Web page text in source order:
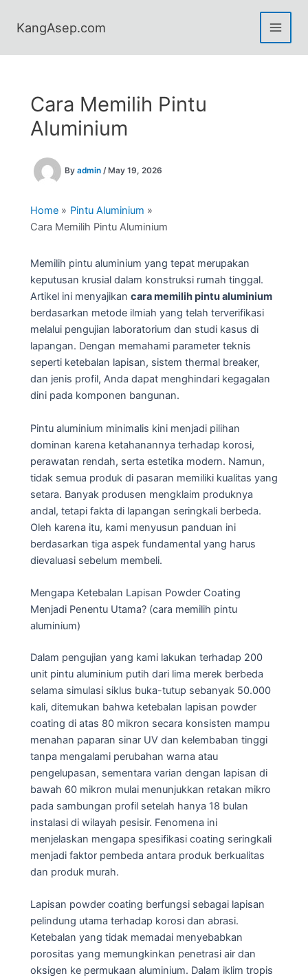
KangAsep.com
Cara Memilih Pintu
Aluminium
By admin / May 19, 2026
Home
Pintu Aluminium
Cara Memilih Pintu Aluminium
Memilih pintu aluminium yang tepat merupakan
keputusan krusial dalam konstruksi rumah tinggal.
Artikel ini menyajikan cara memilih pintu aluminium
berdasarkan metode ilmiah yang telah terverifikasi
melalui pengujian laboratorium dan studi kasus di
lapangan. Dengan memahami parameter teknis
seperti ketebalan lapisan, sistem thermal breaker,
dan jenis profil, Anda dapat menghindari kegagalan
dini pada komponen bangunan.
Pintu aluminium minimalis kini menjadi pilihan
dominan karena ketahanannya terhadap korosi,
perawatan rendah, serta estetika modern. Namun,
tidak semua produk di pasaran memiliki kualitas yang
setara. Banyak produsen mengklaim produknya
andal, tetapi fakta di lapangan seringkali berbeda.
Oleh karena itu, kami menyusun panduan ini
berdasarkan tiga aspek fundamental yang harus
dievaluasi sebelum membeli.
Mengapa Ketebalan Lapisan Powder Coating
Menjadi Penentu Utama? (cara memilih pintu
aluminium)
Dalam pengujian yang kami lakukan terhadap 200
unit pintu aluminium putih dari lima merek berbeda
selama simulasi siklus buka-tutup sebanyak 50.000
kali, ditemukan bahwa ketebalan lapisan powder
coating di atas 80 mikron secara konsisten mampu
menahan paparan sinar UV dan kelembaban tinggi
tanpa mengalami perubahan warna atau
pengelupasan, sementara varian dengan lapisan di
bawah 60 mikron mulai menunjukkan retakan mikro
pada sambungan profil setelah hanya 18 bulan
instalasi di wilayah pesisir. Fenomena ini
menjelaskan mengapa spesifikasi coating seringkali
menjadi faktor pembeda antara produk berkualitas
dan produk murah.
Lapisan powder coating berfungsi sebagai lapisan
pelindung utama terhadap korosi dan abrasi.
Ketebalan yang tidak memadai menyebabkan
porositas yang memungkinkan penetrasi air dan
oksigen ke permukaan aluminium. Dalam iklim tropis